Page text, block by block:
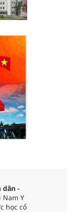
dân -
Nam Y
học cổ